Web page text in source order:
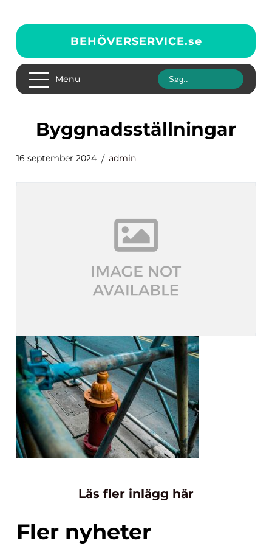
BEHÖVERSERVICE.se
Menu
Byggnadsställningar
16 september 2024 admin
Läs fler inlägg här
Fler nyheter